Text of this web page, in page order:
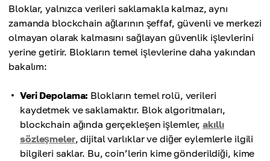
Bloklar, yalnızca verileri saklamakla kalmaz, aynı
zamanda blockchain ağlarının şeffaf, güvenli ve merkezi
olmayan olarak kalmasını sağlayan güvenlik işlevlerini
yerine getirir. Blokların temel işlevlerine daha yakından
bakalım:
Veri Depolama: Blokların temel rolü, verileri
kaydetmek ve saklamaktır. Blok algoritmaları,
blockchain ağında gerçekleşen işlemler,akıllı
sözleşmeler, dijital varlıklar ve diğer eylemlerle ilgili
bilgileri saklar. Bu, coin’lerin kime gönderildiği, kime